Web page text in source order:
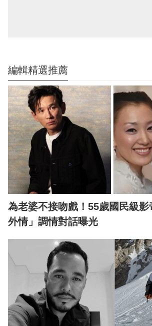
編輯精選推薦
為老婆不接吻戲！55歲國民級
外情」調情對話曝光